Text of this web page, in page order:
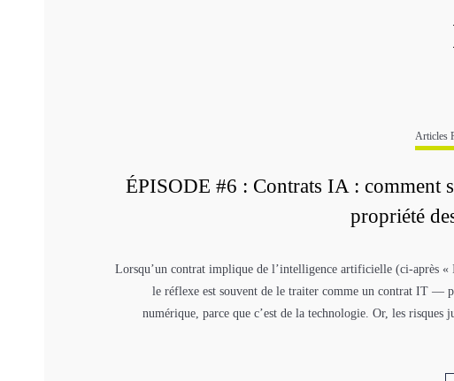
Articles
ÉPISODE #6 : Contrats IA : comment
propriété
Lorsqu’un contrat implique de l’intelligence artificielle (ci-après «
le réflexe est souvent de le traiter comme un contrat IT —
numérique, parce que c’est de la technologie. Or, les risques